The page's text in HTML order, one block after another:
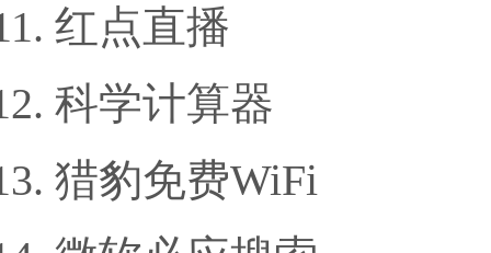
红点直播
科学计算器
猎豹免费WiFi